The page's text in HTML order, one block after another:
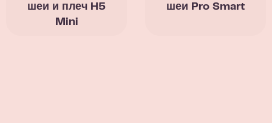
шеи и плеч H5
Mini
шеи Pro Smart